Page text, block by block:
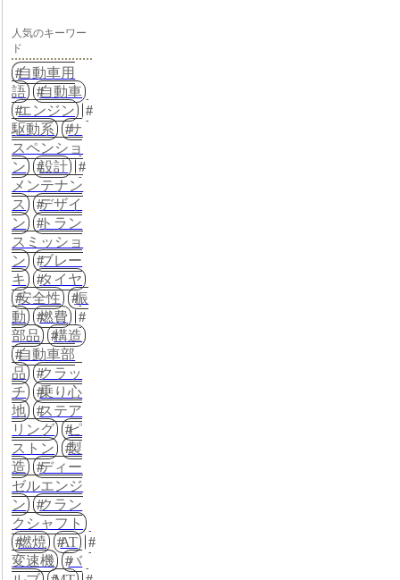
人気のキーワー
ド
自動車用
語
自動車
エンジン
駆動系
サ
スペンショ
ン
設計
メンテナン
ス
デザイ
ン
トラン
スミッショ
ン
ブレー
キ
タイヤ
安全性
振
動
燃費
部品
構造
自動車部
品
クラッ
チ
乗り心
地
ステア
リング
ピ
ストン
製
造
ディー
ゼルエンジ
ン
クラン
クシャフト
燃焼
AT
変速機
バ